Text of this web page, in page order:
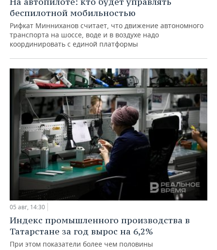
беспилотной мобильностью
Рифкат Минниханов считает, что движение автономного
транспорта на шоссе, воде и в воздухе надо
координировать с единой платформы
05 авг, 14:30
Индекс промышленного производства в
Татарстане за год вырос на 6,2%
При этом показатели более чем половины